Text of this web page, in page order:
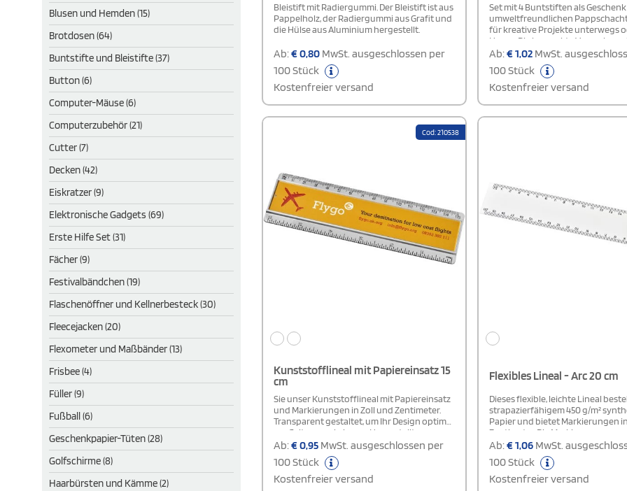
Blusen und Hemden (15)
Brotdosen (64)
Buntstifte und Bleistifte (37)
Button (6)
Computer-Mäuse (6)
Computerzubehör (21)
Cutter (7)
Decken (42)
Eiskratzer (9)
Elektronische Gadgets (69)
Erste Hilfe Set (31)
Fächer (9)
Festivalbändchen (19)
Flaschenöffner und Kellnerbesteck (30)
Fleecejacken (20)
Flexometer und Maßbänder (13)
Frisbee (4)
Füller (9)
Fußball (6)
Geschenkpapier-Tüten (28)
Golfschirme (8)
Haarbürsten und Kämme (2)
Bleistift mit Radiergummi. Der Bleistift ist aus
Pappelholz, der Radiergummi aus Grafit und
die Hülse aus Aluminium hergestellt.
Ab:€0,80MwSt. ausgeschlossen per
100 Stück
Kostenfreier versand
Set mit 4 Buntstiften als
umweltfreundlichen
für kreative Projekte unterwegs
Hause. Die kompakte Verpackung
und einfach zu transportieren,
Kinder und Erwachsene.
Ab:€1,02 MwSt.
100 Stück
Kostenfreier versand
Cod: 210538
Kunststofflineal mit Papiereinsatz 15
cm
Sie unser Kunststofflineal mit Papiereinsatz
und Markierungen in Zoll und Zentimeter.
Transparent gestaltet, um Ihr Design optimal
zur Geltung zu bringen. Hergestellt aus
hochwertigem GPPS-Kunststoff und Papier.
Dieses praktische und vielseitige Werkzeug
ist ideal für den Einsatz in Schulen, Büros
und zu Hause.Achtung: Die
Ab:€0,95MwSt. ausgeschlossen per
100 Stück
Kostenfreier versand
Flexibles Lineal - Arc 20 cm
Dieses flexible, leichte Lineal
strapazierfähigem 450 g/m²
Papier und bietet Markierungen
Zentimeter. Die Markierungen
zusammen mit Ihrer individuellen
Druckvorlage aufgedruckt. Bitte
Sie, dass unveredelte Lineale keine
Markierungen aufweisen und
Ab:€1,06 MwSt.
100 Stück
Kostenfreier versand